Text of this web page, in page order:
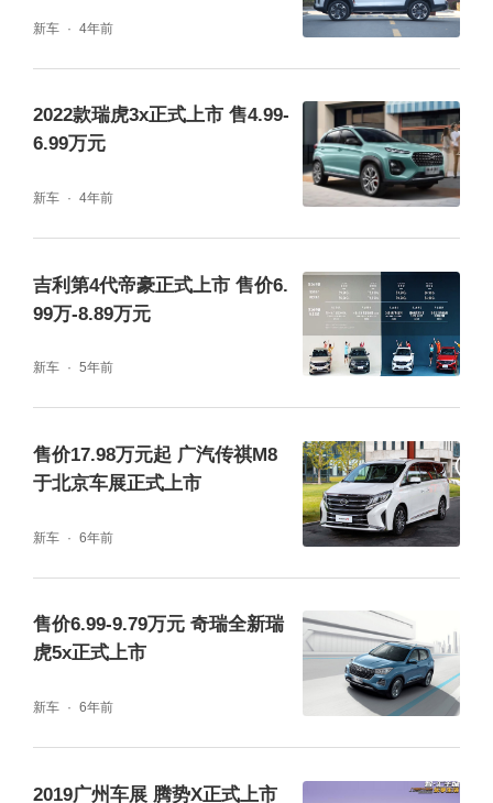
新车 4年前
2022款瑞虎3x正式上市 售4.99-
6.99万元
新车 4年前
吉利第4代帝豪正式上市 售价6.
99万-8.89万元
新车 5年前
售价17.98万元起 广汽传祺M8
于北京车展正式上市
新车 6年前
售价6.99-9.79万元 奇瑞全新瑞
虎5x正式上市
新车 6年前
2019广州车展 腾势X正式上市